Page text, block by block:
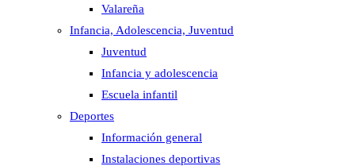
Valareña
Infancia, Adolescencia, Juventud
Juventud
Infancia y adolescencia
Escuela infantil
Deportes
Información general
Instalaciones deportivas